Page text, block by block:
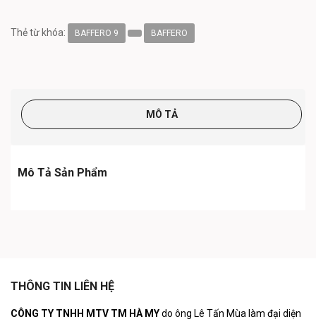
Thẻ từ khóa: BAFFERO 9 BAFFERO
MÔ TẢ
Mô Tả Sản Phẩm
THÔNG TIN LIÊN HỆ
CÔNG TY TNHH MTV TM HÀ MYdo ông Lê Tấn Mùa làm đại diện